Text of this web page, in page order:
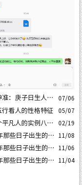
准：庚子日生人丙
运势判断的应验结
07/06
行看人的性格特征 05/07
平凡人的实例八字
马年的流年运势
02/19
那些日子出生的人
利之四：‘庚子’
11/08
那些日子出生的人
利之三：‘丙子’
11/06
那些日子出生的人 11/04